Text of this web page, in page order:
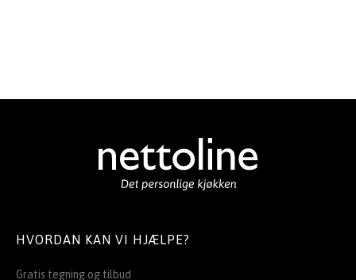
HVORDAN KAN VI HJÆLPE?
Gratis tegning og tilbud